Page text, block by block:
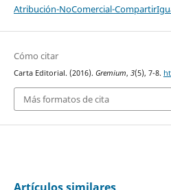
Atribución-NoComercial-
Cómo citar
Carta Editorial. (2016). Gremium, 3(5), 7-8.
Más formatos de cita